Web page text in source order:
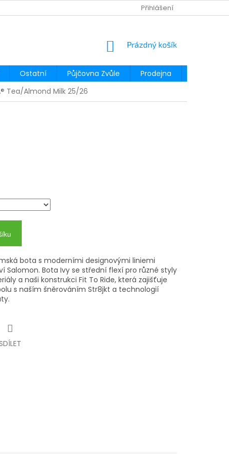
Přihlášení
NÁKUPNÍ
Prázdný košík
Ostatní Půjčovna Zvůle Prodejna
Tea/Almond Milk 25/26
bota s moderními designovými liniemi
Salomon. Bota Ivy se střední flexí pro různé styly
a naši konstrukci Fit To Ride, která zajišťuje
s naším šněrováním Str8jkt a technologií